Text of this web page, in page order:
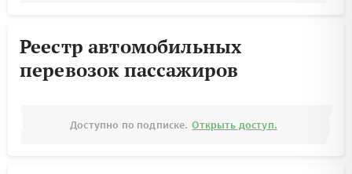
Реестр автомобильных
перевозок пассажиров
Доступно по подписке. Открыть доступ.